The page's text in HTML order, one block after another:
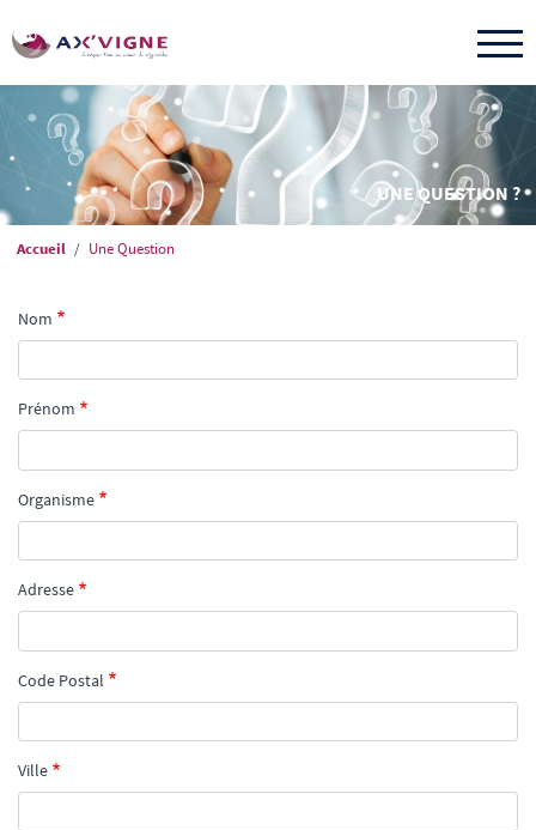
au
contenu
principal
UNE QUESTION ?
Accueil Une Question
Nom
Prénom
Organisme
Adresse
Code Postal
Ville